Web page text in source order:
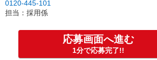
0120-445-101
担当：採用係
応募画面へ進む
1分で応募完了!!